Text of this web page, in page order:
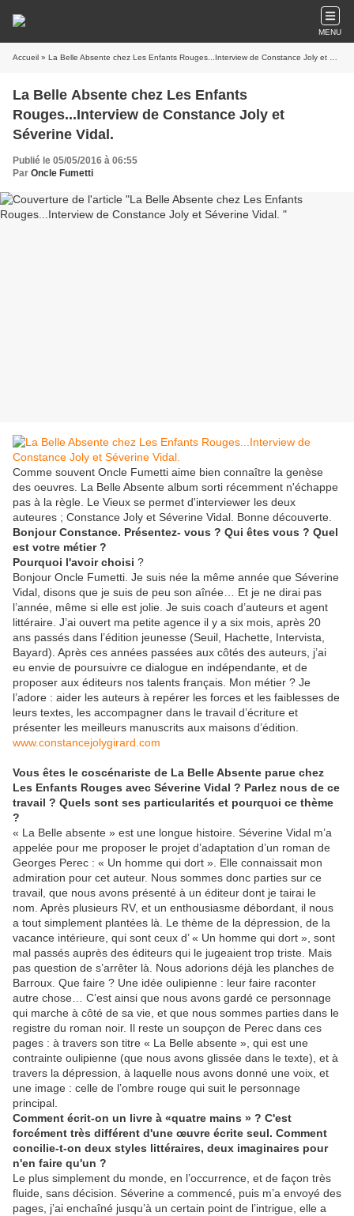
MENU
Accueil » La Belle Absente chez Les Enfants Rouges...Interview de Constance Joly et Séverine Vidal.
La Belle Absente chez Les Enfants
Rouges...Interview de Constance Joly et
Séverine Vidal.
Publié le 05/05/2016 à 06:55
Par Oncle Fumetti
Comme souvent Oncle Fumetti aime bien connaître la genèse
des oeuvres. La Belle Absente album sorti récemment n'échappe
pas à la règle. Le Vieux se permet d'interviewer les deux
auteures ; Constance Joly et Séverine Vidal. Bonne découverte.
Bonjour Constance. Présentez- vous ? Qui êtes vous ? Quel
est votre métier ?
Pourquoi l'avoir choisi ?
Bonjour Oncle Fumetti. Je suis née la même année que Séverine
Vidal, disons que je suis de peu son aînée… Et je ne dirai pas
l’année, même si elle est jolie. Je suis coach d’auteurs et agent
littéraire. J’ai ouvert ma petite agence il y a six mois, après 20
ans passés dans l’édition jeunesse (Seuil, Hachette, Intervista,
Bayard). Après ces années passées aux côtés des auteurs, j’ai
eu envie de poursuivre ce dialogue en indépendante, et de
proposer aux éditeurs nos talents français. Mon métier ? Je
l’adore : aider les auteurs à repérer les forces et les faiblesses de
leurs textes, les accompagner dans le travail d’écriture et
présenter les meilleurs manuscrits aux maisons d’édition.
www.constancejolygirard.com
Vous êtes le coscénariste de La Belle Absente parue chez
Les Enfants Rouges avec Séverine Vidal ? Parlez nous de ce
travail ? Quels sont ses particularités et pourquoi ce thème
?
« La Belle absente » est une longue histoire. Séverine Vidal m’a
appelée pour me proposer le projet d’adaptation d’un roman de
Georges Perec : « Un homme qui dort ». Elle connaissait mon
admiration pour cet auteur. Nous sommes donc parties sur ce
travail, que nous avons présenté à un éditeur dont je tairai le
nom. Après plusieurs RV, et un enthousiasme débordant, il nous
a tout simplement plantées là. Le thème de la dépression, de la
vacance intérieure, qui sont ceux d’ « Un homme qui dort », sont
mal passés auprès des éditeurs qui le jugeaient trop triste. Mais
pas question de s’arrêter là. Nous adorions déjà les planches de
Barroux. Que faire ? Une idée oulipienne : leur faire raconter
autre chose… C’est ainsi que nous avons gardé ce personnage
qui marche à côté de sa vie, et que nous sommes parties dans le
registre du roman noir. Il reste un soupçon de Perec dans ces
pages : à travers son titre « La Belle absente », qui est une
contrainte oulipienne (que nous avons glissée dans le texte), et à
travers la dépression, à laquelle nous avons donné une voix, et
une image : celle de l’ombre rouge qui suit le personnage
principal.
Comment écrit-on un livre à «quatre mains » ? C'est
forcément très différent d'une œuvre écrite seul. Comment
concilie-t-on deux styles littéraires, deux imaginaires pour
n'en faire qu'un ?
Le plus simplement du monde, en l’occurrence, et de façon très
fluide, sans décision. Séverine a commencé, puis m’a envoyé des
pages, j’ai enchaîné jusqu’à un certain point de l’intrigue, elle a